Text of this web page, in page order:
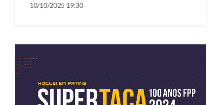
10/10/2025 19:30